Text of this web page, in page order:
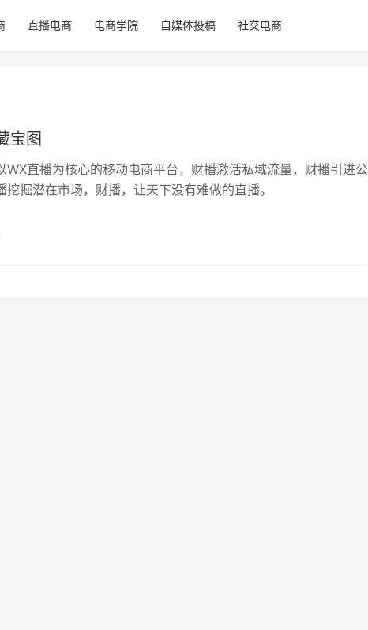
直播电商 电商学院 自媒体投稿 社交电商
宝图
WX直播为核心的移动电商平台，财播激活私域流量，财播引进公
挖掘潜在市场，财播，让天下没有难做的直播。